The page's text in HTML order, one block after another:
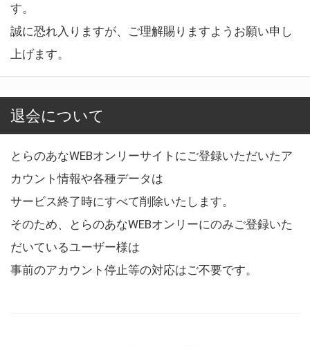
す。
誠に恐れ入りますが、ご理解賜りますようお願い申し
上げます。
退会について
とらのあなWEBオンリーサイトにご登録いただいたア
カウント情報や各種データは
サービス終了時にすべて削除いたします。
そのため、とらのあなWEBオンリーにのみご登録いた
だいているユーザー様は
事前のアカウント停止等の対応はご不要です。